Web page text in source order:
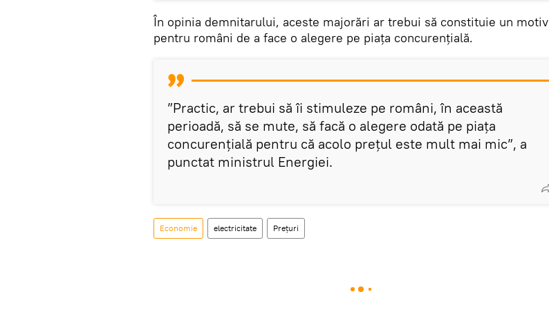
În opinia demnitarului, aceste majorări ar trebui să constituie un motiv
pentru români de a face o alegere pe piața concurențială.
”Practic, ar trebui să îi stimuleze pe români, în această
perioadă, să se mute, să facă o alegere odată pe piaţa
concurenţială pentru că acolo preţul este mult mai mic”, a
punctat ministrul Energiei.
Economie electricitate Prețuri